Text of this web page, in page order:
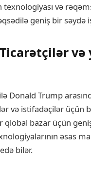
və
geniş bir səydə
Donald Trump
və istifadəçilər üçün
qlobal bazar üçün
əsas
bilər.